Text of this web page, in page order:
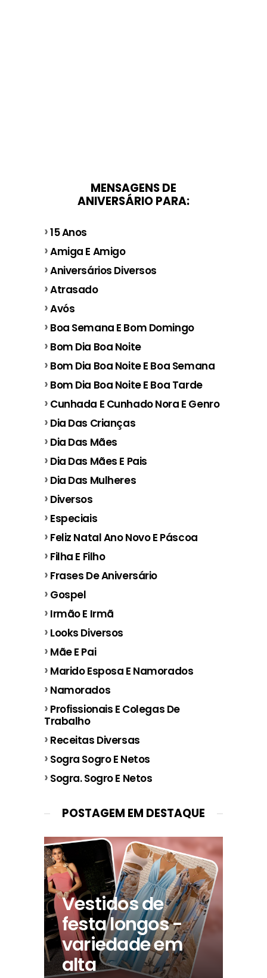
MENSAGENS DE
ANIVERSÁRIO PARA:
15 Anos
Amiga E Amigo
Aniversários Diversos
Atrasado
Avós
Boa Semana E Bom Domingo
Bom Dia Boa Noite
Bom Dia Boa Noite E Boa Semana
Bom Dia Boa Noite E Boa Tarde
Cunhada E Cunhado Nora E Genro
Dia Das Crianças
Dia Das Mães
Dia Das Mães E Pais
Dia Das Mulheres
Diversos
Especiais
Feliz Natal Ano Novo E Páscoa
Filha E Filho
Frases De Aniversário
Gospel
Irmão E Irmã
Looks Diversos
Mãe E Pai
Marido Esposa E Namorados
Namorados
Profissionais E Colegas De
Trabalho
Receitas Diversas
Sogra Sogro E Netos
Sogra. Sogro E Netos
POSTAGEM EM DESTAQUE
Vestidos de
festa longos -
variedade em
alta